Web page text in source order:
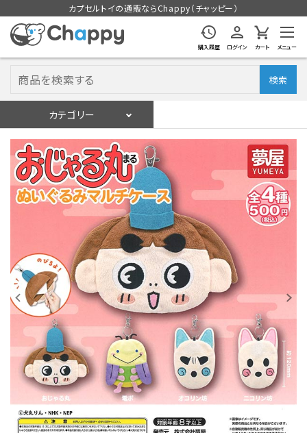
カプセルトイの通販ならChappy（チャッピー）
購入履歴 ログイン カート メニュー
検索
カテゴリー
ログイン
入荷スケジュールをチェック
カプセルトイマシン本体
カプセルトイ
販促用空カプセル
レンタル
景品・玩具・文具
販促用カプセルトイ